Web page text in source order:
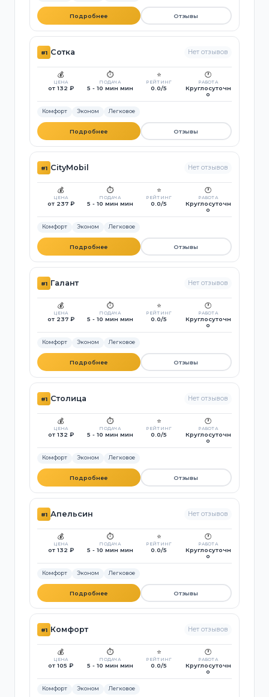
Подробнее Отзывы
#1 Сотка Нет отзывов
💰
ЦЕНА
от 132 ₽
⏱️
ПОДАЧА
5 - 10 мин мин
⭐
РЕЙТИНГ
0.0/5
🕐
РАБОТА
Круглосуточн
о
Комфорт Эконом Легковое
Подробнее Отзывы
#1 CityMobil Нет отзывов
💰
ЦЕНА
от 237 ₽
⏱️
ПОДАЧА
5 - 10 мин мин
⭐
РЕЙТИНГ
0.0/5
🕐
РАБОТА
Круглосуточн
о
Комфорт Эконом Легковое
Подробнее Отзывы
#1 Галант Нет отзывов
💰
ЦЕНА
от 237 ₽
⏱️
ПОДАЧА
5 - 10 мин мин
⭐
РЕЙТИНГ
0.0/5
🕐
РАБОТА
Круглосуточн
о
Комфорт Эконом Легковое
Подробнее Отзывы
#1 Столица Нет отзывов
💰
ЦЕНА
от 132 ₽
⏱️
ПОДАЧА
5 - 10 мин мин
⭐
РЕЙТИНГ
0.0/5
🕐
РАБОТА
Круглосуточн
о
Комфорт Эконом Легковое
Подробнее Отзывы
#1 Апельсин Нет отзывов
💰
ЦЕНА
от 132 ₽
⏱️
ПОДАЧА
5 - 10 мин мин
⭐
РЕЙТИНГ
0.0/5
🕐
РАБОТА
Круглосуточн
о
Комфорт Эконом Легковое
Подробнее Отзывы
#1 Комфорт Нет отзывов
💰
ЦЕНА
от 105 ₽
⏱️
ПОДАЧА
5 - 10 мин мин
⭐
РЕЙТИНГ
0.0/5
🕐
РАБОТА
Круглосуточн
о
Комфорт Эконом Легковое